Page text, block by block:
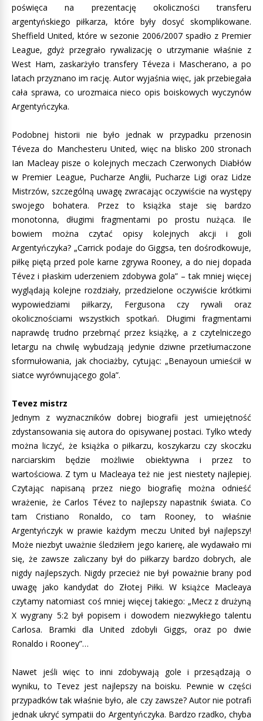
poświęca na prezentację okoliczności transferu
argentyńskiego piłkarza, które były dosyć skomplikowane.
Sheffield United, które w sezonie 2006/2007 spadło z Premier
League, gdyż przegrało rywalizację o utrzymanie właśnie z
West Ham, zaskarżyło transfery Téveza i Mascherano, a po
latach przyznano im rację. Autor wyjaśnia więc, jak przebiegała
cała sprawa, co urozmaica nieco opis boiskowych wyczynów
Argentyńczyka.
Podobnej historii nie było jednak w przypadku przenosin
Téveza do Manchesteru United, więc na blisko 200 stronach
Ian Macleay pisze o kolejnych meczach Czerwonych Diabłów
w Premier League, Pucharze Anglii, Pucharze Ligi oraz Lidze
Mistrzów, szczególną uwagę zwracając oczywiście na występy
swojego bohatera. Przez to książka staje się bardzo
monotonna, długimi fragmentami po prostu nużąca. Ile
bowiem można czytać opisy kolejnych akcji i goli
Argentyńczyka? „Carrick podaje do Giggsa, ten dośrodkowuje,
piłkę piętą przed pole karne zgrywa Rooney, a do niej dopada
Tévez i płaskim uderzeniem zdobywa gola” – tak mniej więcej
wyglądają kolejne rozdziały, przedzielone oczywiście krótkimi
wypowiedziami piłkarzy, Fergusona czy rywali oraz
okolicznościami wszystkich spotkań. Długimi fragmentami
naprawdę trudno przebrnąć przez książkę, a z czytelniczego
letargu na chwilę wybudzają jedynie dziwne przetłumaczone
sformułowania, jak chociażby, cytując: „Benayoun umieścił w
siatce wyrównującego gola”.
Tevez mistrz
Jednym z wyznaczników dobrej biografii jest umiejętność
zdystansowania się autora do opisywanej postaci. Tylko wtedy
można liczyć, że książka o piłkarzu, koszykarzu czy skoczku
narciarskim będzie możliwie obiektywna i przez to
wartościowa. Z tym u Macleaya też nie jest niestety najlepiej.
Czytając napisaną przez niego biografię można odnieść
wrażenie, że Carlos Tévez to najlepszy napastnik świata. Co
tam Cristiano Ronaldo, co tam Rooney, to właśnie
Argentyńczyk w prawie każdym meczu United był najlepszy!
Może niezbyt uważnie śledziłem jego karierę, ale wydawało mi
się, że zawsze zaliczany był do piłkarzy bardzo dobrych, ale
nigdy najlepszych. Nigdy przecież nie był poważnie brany pod
uwagę jako kandydat do Złotej Piłki. W książce Macleaya
czytamy natomiast coś mniej więcej takiego: „Mecz z drużyną
X wygrany 5:2 był popisem i dowodem niezwykłego talentu
Carlosa. Bramki dla United zdobyli Giggs, oraz po dwie
Ronaldo i Rooney”…
Nawet jeśli więc to inni zdobywają gole i przesądzają o
wyniku, to Tevez jest najlepszy na boisku. Pewnie w części
przypadków tak właśnie było, ale czy zawsze? Autor nie potrafi
jednak ukryć sympatii do Argentyńczyka. Bardzo rzadko, chyba